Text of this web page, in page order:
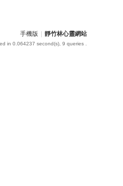
手機版 靜竹林心靈網站
in 0.064237 second(s), 9 queries .